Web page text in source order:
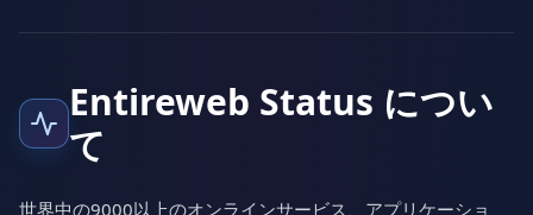
Entireweb Status につい
て
世界中の9000以上のオンラインサービス、アプリケーショ